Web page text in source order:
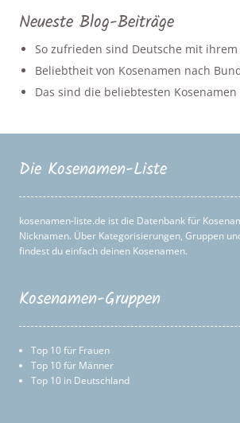
Neueste Blog-Beiträge
So zufrieden sind Deutsche mit ihrem
Beliebtheit von Kosenamen nach
Das sind die beliebtesten
Die Kosenamen-Liste
kosenamen-liste.de ist die Datenbank für
Nicknamen. Über Kategorisierungen, Gruppen
findest du einfach deinen Kosenamen.
Kosenamen-Gruppen
Top 10 für Frauen
Top 10 für Männer
Top 10 in Deutschland